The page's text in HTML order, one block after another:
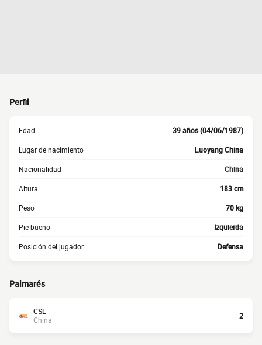
Perfil
Edad 39 años (04/06/1987)
Lugar de nacimiento Luoyang China
Nacionalidad China
Altura 183 cm
Peso 70 kg
Pie bueno Izquierda
Posición del jugador Defensa
Palmarés
CSL
China
2